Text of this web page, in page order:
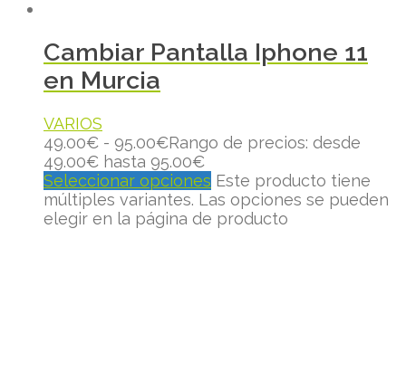
Cambiar Pantalla Iphone 11
en Murcia
VARIOS
49.00€ - 95.00€Rango de precios: desde
49.00€ hasta 95.00€
Seleccionar opciones Este producto tiene
múltiples variantes. Las opciones se pueden
elegir en la página de producto